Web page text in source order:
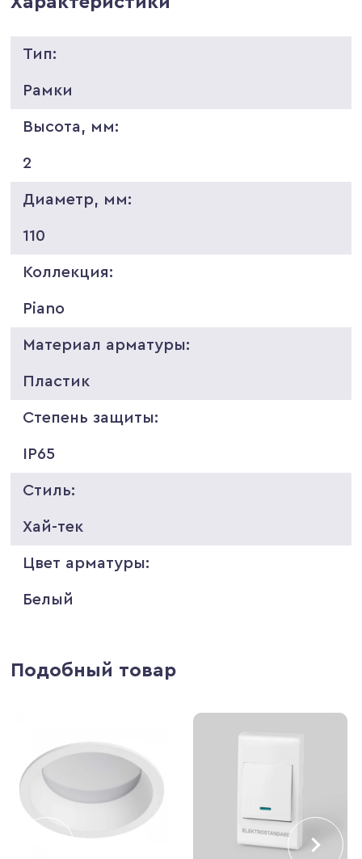
Тип:
Рамки
Высота, мм:
2
Диаметр, мм:
110
Коллекция:
Piano
Материал арматуры:
Пластик
Степень защиты:
IP65
Стиль:
Хай-тек
Цвет арматуры:
Белый
Подобный товар